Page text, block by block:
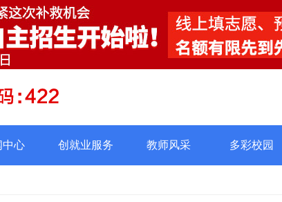
中心 创就业服务 教师风采 多彩校园